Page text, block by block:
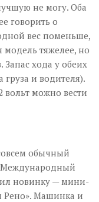
не могу. Оба
говорить о
вес поменьше,
модель тяжелее, но
Запас хода у обеих
груза и водителя).
вольт можно вести
обычный
Международный
новинку — мини-
Рено». Машинка и